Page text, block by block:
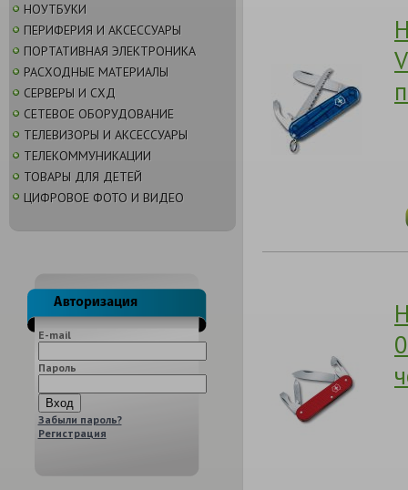
НОУТБУКИ
ПЕРИФЕРИЯ И АКСЕССУАРЫ
ПОРТАТИВНАЯ ЭЛЕКТРОНИКА
РАСХОДНЫЕ МАТЕРИАЛЫ
СЕРВЕРЫ И СХД
СЕТЕВОЕ ОБОРУДОВАНИЕ
ТЕЛЕВИЗОРЫ И АКСЕССУАРЫ
ТЕЛЕКОММУНИКАЦИИ
ТОВАРЫ ДЛЯ ДЕТЕЙ
ЦИФРОВОЕ ФОТО И ВИДЕО
E-mail
Пароль
Забыли пароль?
Регистрация